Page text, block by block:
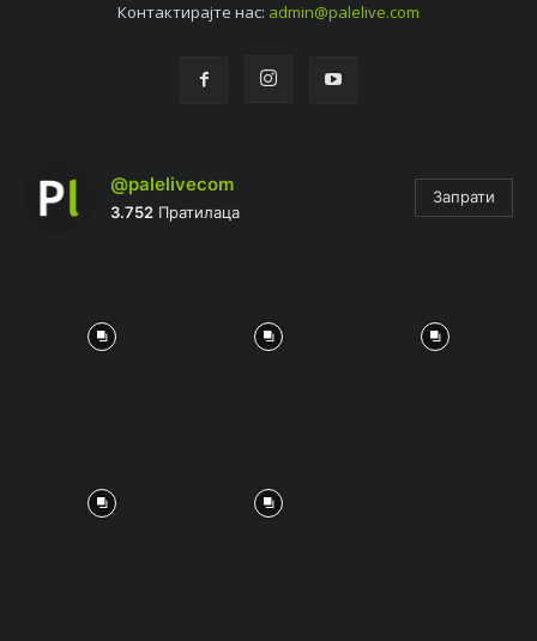
Контактирајтe нас: admin@palelive.com
@palelivecom
3.752 Пратилаца
Запрати